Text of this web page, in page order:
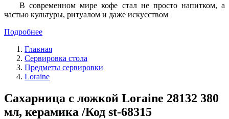
В современном мире кофе стал не просто напитком, а
частью культуры, ритуалом и даже искусством
Подробнее
Главная
Сервировка стола
Предметы сервировки
Loraine
Сахарница с ложкой Loraine 28132 380
мл, керамика /Код st-68315